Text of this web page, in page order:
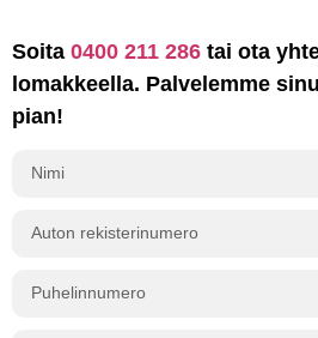
Soita 0400 211 286 tai ota
lomakkeella. Palvelemme
pian!